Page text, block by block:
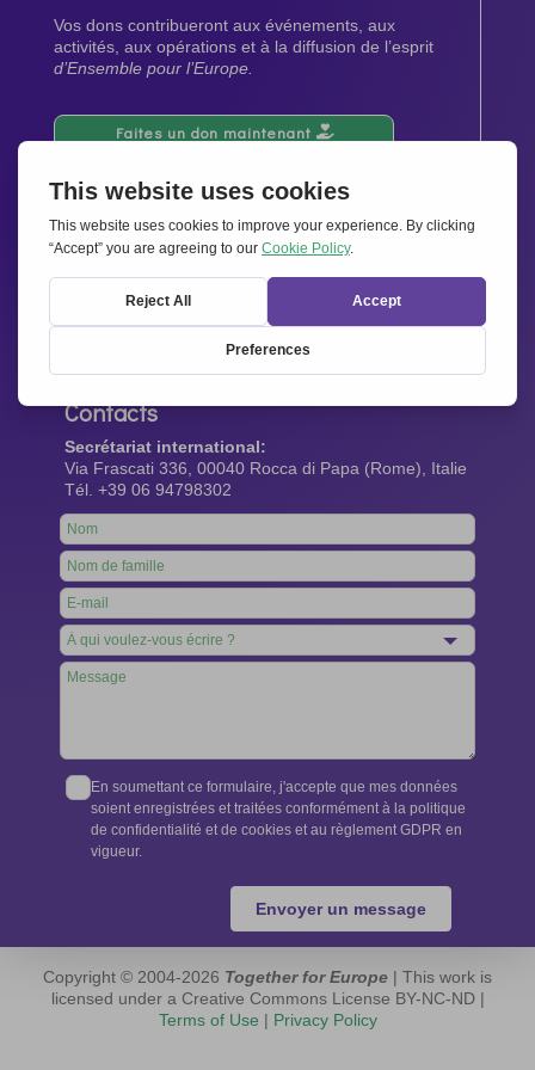
Vos dons contribueront aux événements, aux
activités, aux opérations et à la diffusion de l’esprit
d’Ensemble pour l’Europe.
Faites un don maintenant
Newsletter
Restez au courant de toutes les dernières nouvelles
de notre réseau.
Abonnez-vous maintenant
Contacts
Secrétariat international:
Via Frascati 336, 00040 Rocca di Papa (Rome), Italie
Tél. +39 06 94798302
Leave
this
field
blank
En soumettant ce formulaire, j'accepte que mes données
soient enregistrées et traitées conformément à la politique
de confidentialité et de cookies et au règlement GDPR en
vigueur.
Envoyer un message
Copyright © 2004-2026 Together for Europe | This work is
licensed under a Creative Commons License BY-NC-ND |
Terms of Use | Privacy Policy